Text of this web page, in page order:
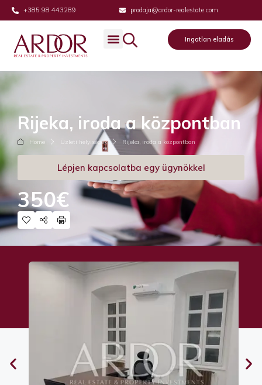
+385 98 443289 prodaja@ardor-realestate.com
Ingatlan eladás
Rijeka, iroda a központban
Home Üzleti helyiségek Rijeka, iroda a központban
Lépjen kapcsolatba egy ügynökkel
350€